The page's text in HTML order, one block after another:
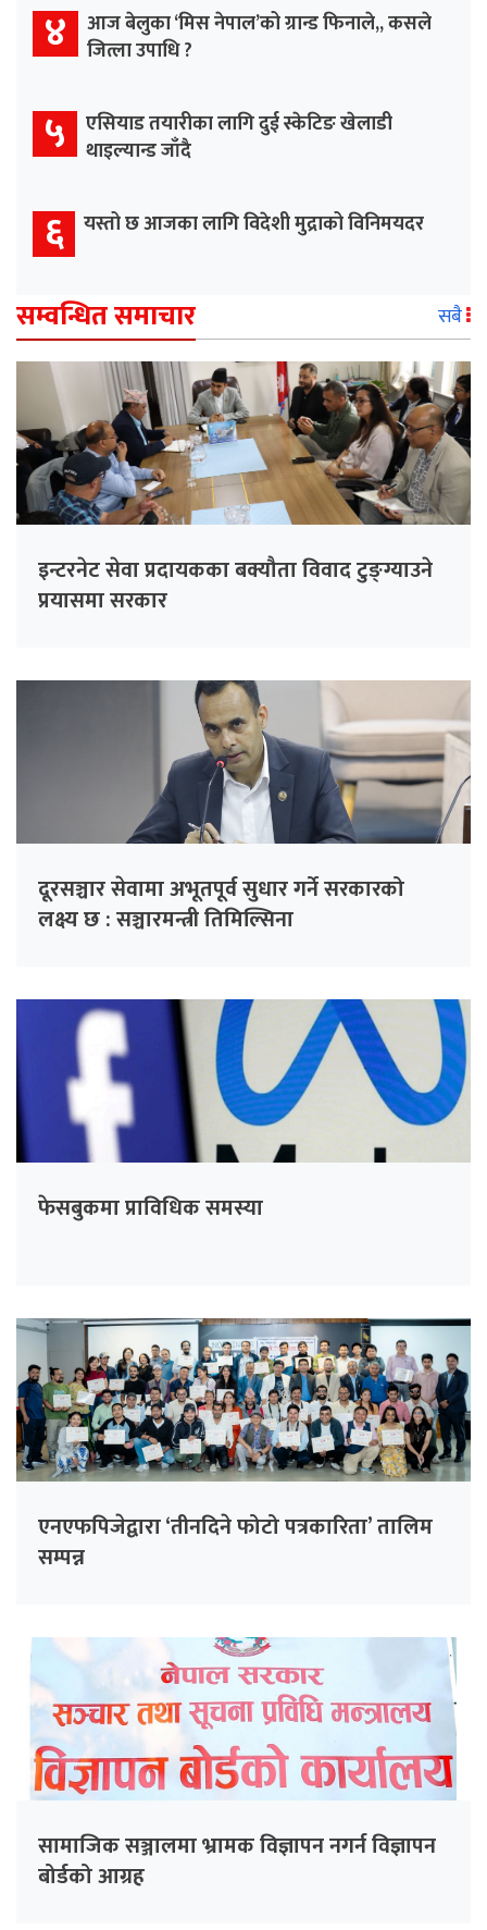
४
आज बेलुका ‘मिस नेपाल’को ग्रान्ड फिनाले,, कसले
जित्ला उपाधि ?
५
एसियाड तयारीका लागि दुई स्केटिङ खेलाडी
थाइल्यान्ड जाँदै
६ यस्तो छ आजका लागि विदेशी मुद्राको विनिमयदर
सम्वन्धित समाचार सबै
इन्टरनेट सेवा प्रदायकका बक्यौता विवाद टुङ्ग्याउने
प्रयासमा सरकार
दूरसञ्चार सेवामा अभूतपूर्व सुधार गर्ने सरकारको
लक्ष्य छ : सञ्चारमन्त्री तिमिल्सिना
फेसबुकमा प्राविधिक समस्या
एनएफपिजेद्वारा ‘तीनदिने फोटो पत्रकारिता’ तालिम
सम्पन्न
सामाजिक सञ्जालमा भ्रामक विज्ञापन नगर्न विज्ञापन
बोर्डको आग्रह